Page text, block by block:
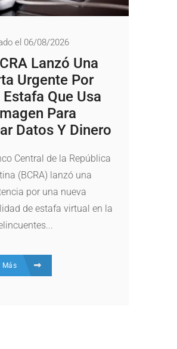
el 06/08/2026
Lanzó Una
Urgente Por
Estafa Que Usa
Para
Datos Y Dinero
Central de la República
(BCRA) lanzó una
por una nueva
de estafa virtual en la
Más